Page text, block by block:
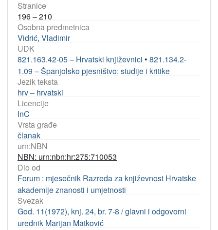
Stranice
196 – 210
Osobna predmetnica
Vidrić, Vladimir
UDK
821.163.42-05 – Hrvatski književnici • 821.134.2-
1.09 – Španjolsko pjesništvo: studije i kritike
Jezik teksta
hrv – hrvatski
Licencije
InC
Vrsta građe
članak
urn:NBN
NBN: urn:nbn:hr:275:710053
Dio od
Forum : mjesečnik Razreda za književnost Hrvatske
akademije znanosti i umjetnosti
Svezak
God. 11(1972), knj. 24, br. 7-8 / glavni i odgovorni
urednik Marijan Matković